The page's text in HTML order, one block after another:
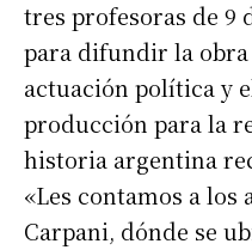
tres profesoras de 9
para difundir la obra
actuación política y
producción para la
historia argentina
«Les contamos a
Carpani, dónde se